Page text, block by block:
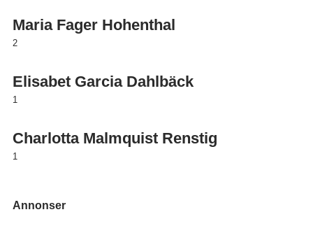
Maria Fager Hohenthal
2
Elisabet Garcia Dahlbäck
1
Charlotta Malmquist Renstig
1
Annonser